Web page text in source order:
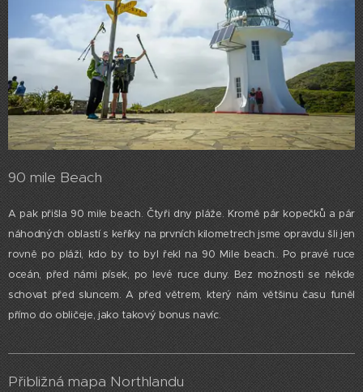
90 mile Beach
A pak přišla 90 mile beach. Čtyři dny pláže. Kromě pár kopečků a pár
náhodných oblastí s keříky na prvních kilometrech jsme opravdu šli jen
rovně po pláži, kdo by to byl řekl na 90 Mile beach.. Po pravé ruce
oceán, před námi písek, po levé ruce duny. Bez možnosti se někde
schovat před sluncem. A před větrem, který nám většinu času funěl
přímo do obličeje, jako takový bonus navíc.
Přibližná mapa Northlandu